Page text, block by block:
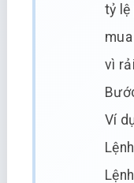
tỷ lệ
vì
Ví